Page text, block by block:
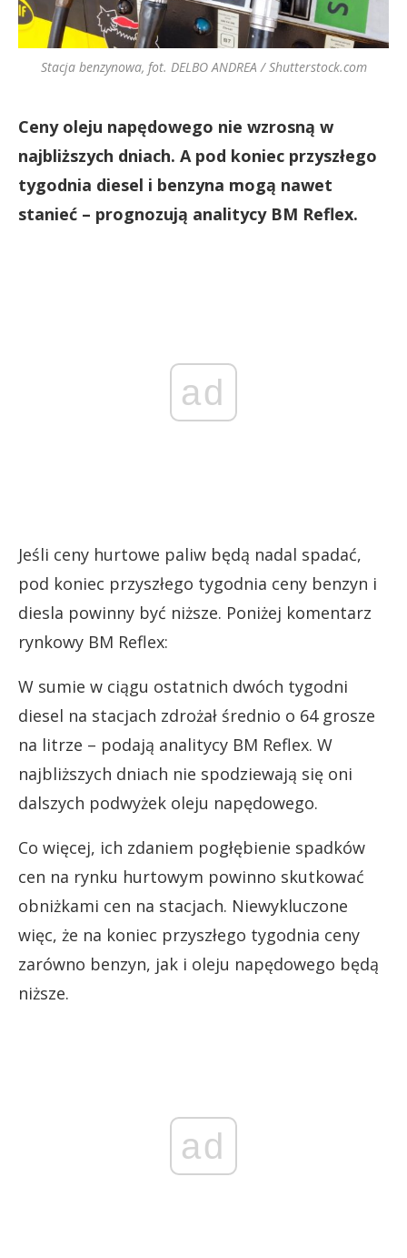
Stacja benzynowa, fot. DELBO ANDREA / Shutterstock.com
Ceny oleju napędowego nie wzrosną w
najbliższych dniach. A pod koniec przyszłego
tygodnia diesel i benzyna mogą nawet
stanieć – prognozują analitycy BM Reflex.
ad
Jeśli ceny hurtowe paliw będą nadal spadać,
pod koniec przyszłego tygodnia ceny benzyn i
diesla powinny być niższe. Poniżej komentarz
rynkowy BM Reflex:
W sumie w ciągu ostatnich dwóch tygodni
diesel na stacjach zdrożał średnio o 64 grosze
na litrze – podają analitycy BM Reflex. W
najbliższych dniach nie spodziewają się oni
dalszych podwyżek oleju napędowego.
Co więcej, ich zdaniem pogłębienie spadków
cen na rynku hurtowym powinno skutkować
obniżkami cen na stacjach. Niewykluczone
więc, że na koniec przyszłego tygodnia ceny
zarówno benzyn, jak i oleju napędowego będą
niższe.
ad